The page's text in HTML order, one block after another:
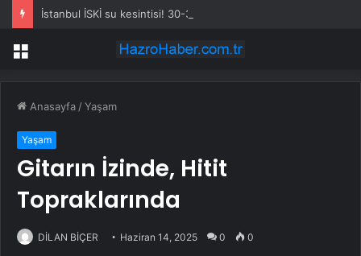
Menü
Anasayfa /Yaşam
Yaşam
Gitarın İzinde, Hitit
Topraklarında
DİLAN BİÇER Haziran 14, 2025 0 0